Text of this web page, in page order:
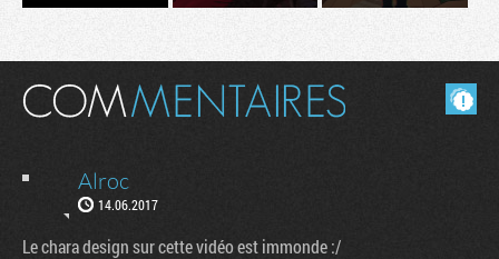
Masquer les commentaires lus.
Alroc
14.06.2017
Le chara design sur cette vidéo est immonde :/